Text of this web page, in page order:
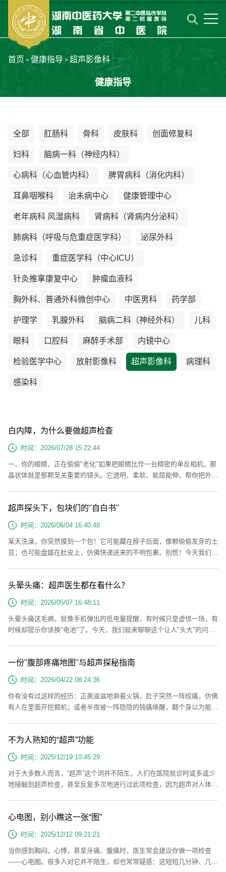
首页 > 健康指导> 超声影像科
健康指导
全部 肛肠科 骨科 皮肤科 创面修复科
妇科 脑病一科（神经内科）
心病科（心血管内科） 脾胃病科（消化内科）
耳鼻咽喉科 治未病中心 健康管理中心
老年病科 风湿病科 肾病科（肾病内分泌科）
肺病科（呼吸与危重症医学科） 泌尿外科
急诊科 重症医学科（中心ICU）
针灸推拿康复中心 肿瘤血液科
胸外科、普通外科微创中心 中医男科 药学部
护理学 乳腺外科 脑病二科（神经外科） 儿科
眼科 口腔科 麻醉手术部 内镜中心
检验医学中心 放射影像科 超声影像科 病理科
感染科
白内障，为什么要做超声检查
时间：2026/07/28 15:22:44
一、你的眼睛，正在偷偷"老化"如果把眼睛比作一台精密的单反相机，那
晶状体就是那颗至关重要的镜头。它透明、柔软、能屈能伸，帮你把外界
璃，擦不干净了。这就是白内障。它可不是什么罕见病。据统计，我国6
0岁以上老人白内障患病率超过80%，80岁以上几乎人人"中招"。白内障
患病早期，看东西...
超声探头下，包块们的"自白书"
时间：2026/06/04 16:40:48
某天洗澡，你突然摸到一个包！它可能藏在脖子后面，像颗偷偷发芽的土
豆；也可能盘踞在肚皮上，仿佛快递送来的不明包裹。别慌！今天我们就
清楚，软乎乎的，通常不痛不痒，生长速度慢。超声下的真面目：它通常
为椭圆形或分叶状的低回声团块，后方回声增强。简单说，它就是个"透
声性好"的软胖子。...
头晕头痛：超声医生都在看什么？
时间：2026/05/07 16:48:11
头晕头痛这毛病，就像手机弹出的低电量提醒，有时候只是虚惊一场，有
时候却提示你该换"电池"了。今天，我们就来聊聊这个让人"头大"的问
然开始不规则收缩扩张，像一群喝醉了的蚯蚓在跳广场舞。这时候超声
（经颅多普勒，TCD）会看到血流速度忽快忽慢，医生称之为"血流频谱
异常"。翻译一下就是...
一份"腹部疼痛地图"与超声探秘指南
时间：2026/04/22 08:24:36
你有没有过这样的经历：正美滋滋地涮着火锅，肚子突然一阵绞痛，仿佛
有人在里面开挖掘机；或者半夜被一阵隐隐的钝痛唤醒，翻个身以为能糊
超声检查，就是那位能帮你破译密码的"腹部侦探"。一、右上腹：肝胆相
照，也可能"肝胆俱裂"如果你的右上腹突然传来阵发性绞痛，像有人用螺
丝刀一下下拧...
不为人熟知的“超声”功能
时间：2025/12/19 10:45:29
对于大多数人而言，“超声”这个词并不陌生，人们在医院就诊时或多或少
地接触到超声检查，甚至反复多次地进行过此项检查，因为超声对人体无
来重新认识一下常见的超声。我们常说的“超声”，实际上是指超声波，其
本质为高频变化的压力波，因其频率超过成人听觉阈值的上限而得名。
超声波携带...
心电图，别小瞧这一张“图”
时间：2025/12/12 09:21:21
当你感到胸闷、心悸，甚至牙痛、腹痛时，医生常会建议你做一项检查
——心电图。很多人对它并不陌生，却也常常疑惑：这短短几分钟、几张